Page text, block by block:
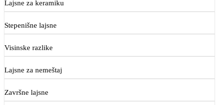
Lajsne za keramiku
Stepenišne lajsne
Visinske razlike
Lajsne za nemeštaj
Završne lajsne